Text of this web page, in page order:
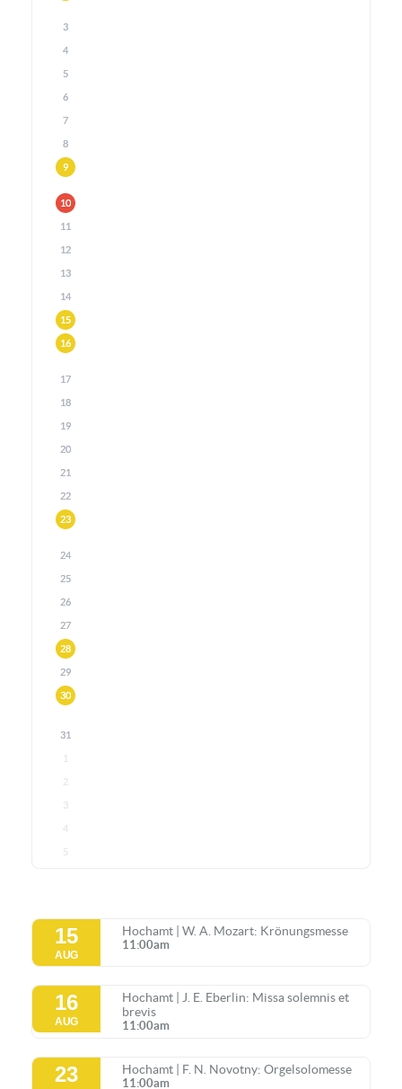
3
4
5
6
7
8
9
10
11
12
13
14
15
16
17
18
19
20
21
22
23
24
25
26
27
28
29
30
31
1
2
3
4
5
15
AUG
Hochamt | W. A. Mozart: Krönungsmesse
11:00am
16
AUG
Hochamt | J. E. Eberlin: Missa solemnis et
brevis
11:00am
23 Hochamt | F. N. Novotny: Orgelsolomesse
11:00am